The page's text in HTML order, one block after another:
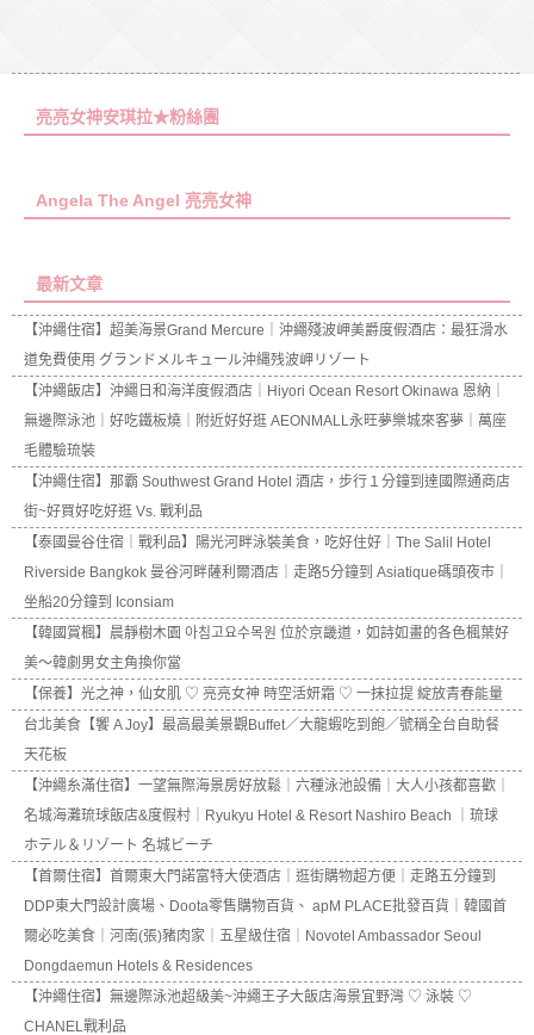
亮亮女神安琪拉★粉絲團
Angela The Angel 亮亮女神
最新文章
【沖繩住宿】超美海景Grand Mercure｜沖繩殘波岬美爵度假酒店：最狂滑水
道免費使用 グランドメルキュール沖縄残波岬リゾート
【沖繩飯店】沖繩日和海洋度假酒店｜Hiyori Ocean Resort Okinawa 恩納｜
無邊際泳池｜好吃鐵板燒｜附近好好逛 AEONMALL永旺夢樂城來客夢｜萬座
毛體驗琉裝
【沖繩住宿】那霸 Southwest Grand Hotel 酒店，步行１分鐘到達國際通商店
街~好買好吃好逛 Vs. 戰利品
【泰國曼谷住宿｜戰利品】陽光河畔泳裝美食，吃好住好｜The Salil Hotel
Riverside Bangkok 曼谷河畔薩利爾酒店｜走路5分鐘到 Asiatique碼頭夜市｜
坐船20分鐘到 Iconsiam
【韓國賞楓】晨靜樹木園 아침고요수목원 位於京畿道，如詩如畫的各色楓葉好
美～韓劇男女主角換你當
【保養】光之神，仙女肌 ♡ 亮亮女神 時空活妍霜 ♡ 一抹拉提 綻放青春能量
台北美食【饗 A Joy】最高最美景觀Buffet／大龍蝦吃到飽／號稱全台自助餐
天花板
【沖繩糸滿住宿】一望無際海景房好放鬆｜六種泳池設備｜大人小孩都喜歡｜
名城海灘琉球飯店&度假村｜Ryukyu Hotel & Resort Nashiro Beach ｜琉球
ホテル＆リゾート 名城ビーチ
【首爾住宿】首爾東大門諾富特大使酒店｜逛街購物超方便｜走路五分鐘到
DDP東大門設計廣場、Doota零售購物百貨、 apM PLACE批發百貨｜韓國首
爾必吃美食｜河南(張)豬肉家｜五星級住宿｜Novotel Ambassador Seoul
Dongdaemun Hotels & Residences
【沖繩住宿】無邊際泳池超級美~沖繩王子大飯店海景宜野灣 ♡ 泳裝 ♡
CHANEL戰利品